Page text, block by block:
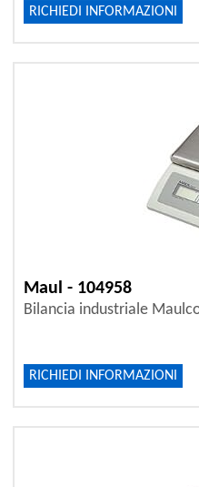
RICHIEDI INFORMAZIONI
Maul - 104958
Bilancia industriale
RICHIEDI INFORMAZIONI